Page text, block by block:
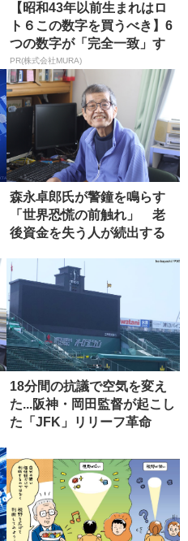
【昭和43年以前生まれはロ
ト６この数字を買うべき】6
つの数字が「完全一致」す
る方...
PR(株式会社MURA)
森永卓郎氏が警鐘を鳴らす
「世界恐慌の前触れ」 老
後資金を失う人が続出する
18分間の抗議で空気を変え
た...阪神・岡田監督が起こし
た「JFK」リリーフ革命